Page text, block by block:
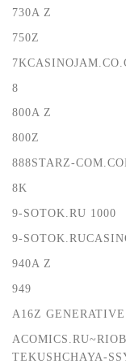
730A Z
750Z
8
800A Z
800Z
888STARZ-
8K
9-SOTOK.RU 1000
9-
940A Z
949
A16Z
TEKUSHCHAYA-